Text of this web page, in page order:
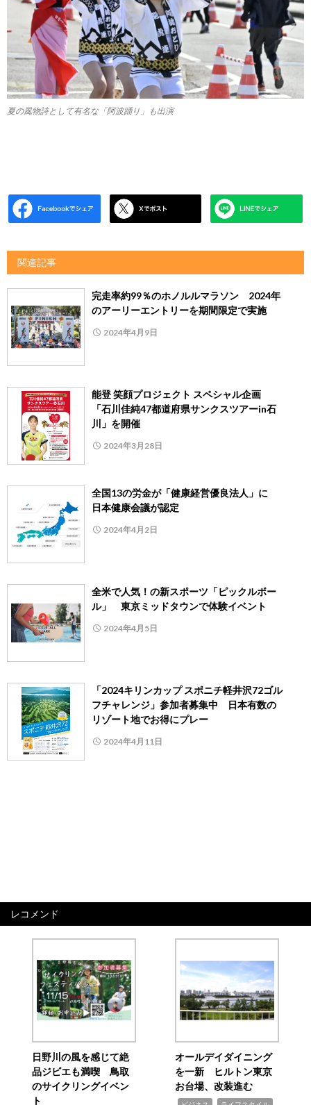
夏の風物詩として有名な「阿波踊り」も出演
関連記事
完走率約99％のホノルルマラソン 2024年
のアーリーエントリーを期間限定で実施
2024年4月9日
能登 笑顔プロジェクト スペシャル企画
「石川佳純47都道府県サンクスツアーin石
川」を開催
2024年3月28日
全国13の労金が「健康経営優良法人」に
日本健康会議が認定
2024年4月2日
全米で人気！の新スポーツ「ピックルボー
ル」 東京ミッドタウンで体験イベント
2024年4月5日
「2024キリンカップ スポニチ軽井沢72ゴル
フチャレンジ」参加者募集中 日本有数の
リゾート地でお得にプレー
2024年4月11日
レコメンド
日野川の風を感じて絶
品ジビエも満喫 鳥取
のサイクリングイベン
ト
オールデイダイニング
を一新 ヒルトン東京
お台場、改装進む